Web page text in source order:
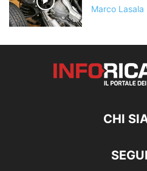
Marco Lasala
CHI